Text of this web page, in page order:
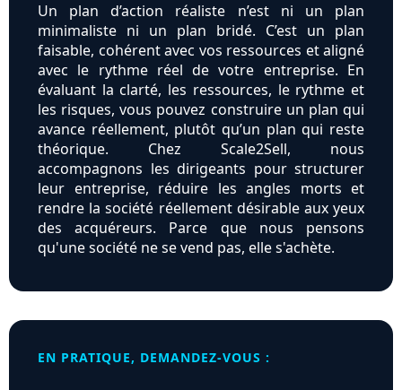
Un plan d’action réaliste n’est ni un plan
minimaliste ni un plan bridé. C’est un plan
faisable, cohérent avec vos ressources et aligné
avec le rythme réel de votre entreprise. En
évaluant la clarté, les ressources, le rythme et
les risques, vous pouvez construire un plan qui
avance réellement, plutôt qu’un plan qui reste
théorique. Chez Scale2Sell, nous
accompagnons les dirigeants pour structurer
leur entreprise, réduire les angles morts et
rendre la société réellement désirable aux yeux
des acquéreurs. Parce que nous pensons
qu'une société ne se vend pas, elle s'achète.
EN PRATIQUE, DEMANDEZ-VOUS :